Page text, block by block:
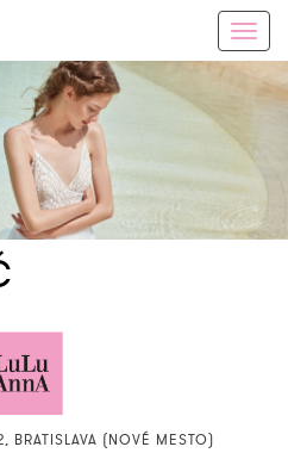
BRATISLAVA (NOVÉ MESTO)